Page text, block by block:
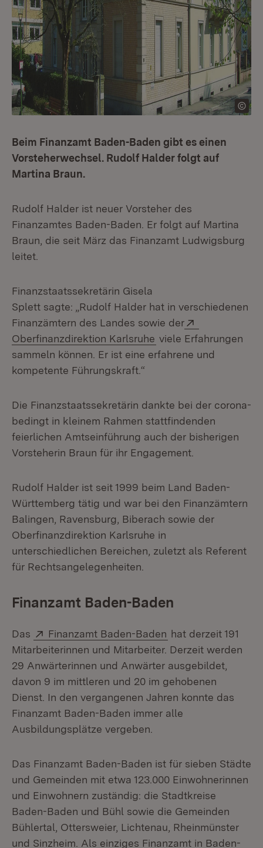
Beim Finanzamt Baden-Baden gibt es einen
Vorsteherwechsel. Rudolf Halder folgt auf
Martina Braun.
Rudolf Halder ist neuer Vorsteher des
Finanzamtes Baden-Baden. Er folgt auf Martina
Braun, die seit März das Finanzamt Ludwigsburg
leitet.
Finanzstaatssekretärin Gisela
Splett sagte:
„Rudolf Halder hat in verschiedenen
Finanzämtern des Landes sowie der
Oberfinanzdirektion Karlsruhe (Öffnet in neuem
viele Erfahrungen
sammeln können. Er ist eine erfahrene und
kompetente Führungskraft.“
Die Finanzstaatssekretärin dankte bei der corona-
bedingt in kleinem Rahmen stattfindenden
feierlichen Amtseinführung auch der bisherigen
Vorsteherin Braun für ihr Engagement.
Rudolf Halder ist seit 1999 beim Land Baden-
Württemberg tätig und war bei den Finanzämtern
Balingen, Ravensburg, Biberach sowie der
Oberfinanzdirektion Karlsruhe in
unterschiedlichen Bereichen, zuletzt als Referent
für Rechtsangelegenheiten.
Finanzamt Baden-Baden
Das Extern:
Finanzamt Baden-Baden (Öffnet in neuem
hat derzeit 191
Mitarbeiterinnen und Mitarbeiter. Derzeit werden
29 Anwärterinnen und Anwärter ausgebildet,
davon 9 im mittleren und 20 im gehobenen
Dienst. In den vergangenen Jahren konnte das
Finanzamt Baden-Baden immer alle
Ausbildungsplätze vergeben.
Das Finanzamt Baden-Baden ist für sieben Städte
und Gemeinden mit etwa 123.000 Einwohnerinnen
und Einwohnern zuständig: die Stadtkreise
Baden-Baden und Bühl sowie die Gemeinden
Bühlertal, Ottersweier, Lichtenau, Rheinmünster
und Sinzheim. Als einziges Finanzamt in Baden-